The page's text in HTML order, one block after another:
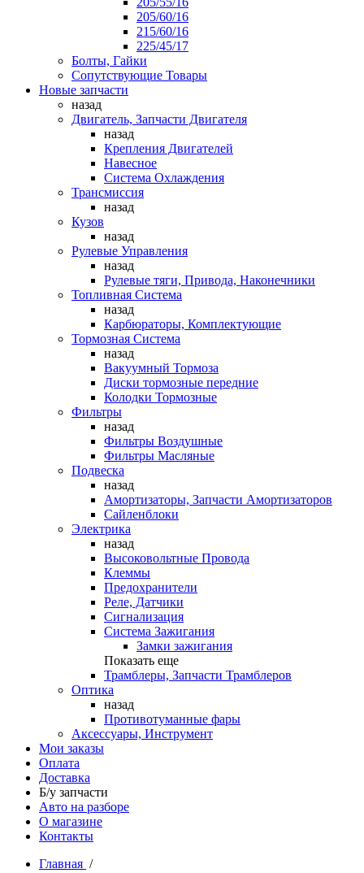
205/60/16
215/60/16
225/45/17
Болты, Гайки
Сопутствующие Товары
Новые запчасти
назад
Двигатель, Запчасти Двигателя
назад
Крепления Двигателей
Навесное
Система Охлаждения
Трансмиссия
назад
Кузов
назад
Рулевые Управления
назад
Рулевые тяги, Привода, Наконечники
Топливная Система
назад
Карбюраторы, Комплектующие
Тормозная Система
назад
Вакуумный Тормоза
Диски тормозные передние
Колодки Тормозные
Фильтры
назад
Фильтры Воздушные
Фильтры Масляные
Подвеска
назад
Амортизаторы, Запчасти Амортизаторов
Сайленблоки
Электрика
назад
Высоковольтные Провода
Клеммы
Предохранители
Реле, Датчики
Сигнализация
Система Зажигания
Замки зажигания
Показать еще
Трамблеры, Запчасти Трамблеров
Оптика
назад
Противотуманные фары
Аксессуары, Инструмент
Мои заказы
Оплата
Доставка
Б/у запчасти
Авто на разборе
О магазине
Контакты
Главная /